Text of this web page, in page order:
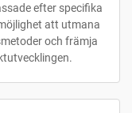
efter specifika
att utmana
och främja